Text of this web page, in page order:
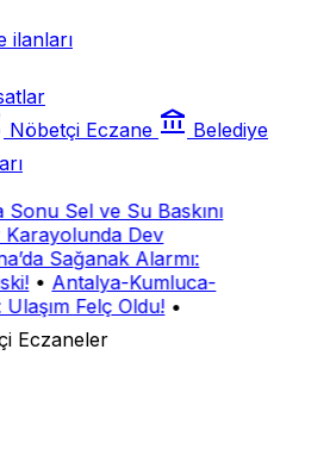
ilanları
Nöbetçi Eczane account_balance Belediye
Sel ve Su Baskını
Dev
Sağanak Alarmı:
• Antalya-Kumluca-
Felç Oldu! •
Eczaneler